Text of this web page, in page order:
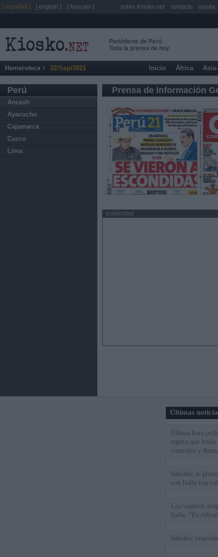
Periódicos de Perú
Toda la prensa de hoy
Hemeroteca 22/Sep/2021 Inicio África
Perú
Ancash
Ayacucho
Cajamarca
Cuzco
Lima
Prensa de Información
publicidad
Últimas
Última hora
espera que
controles y
Sánchez se
con Italia tras
Los viajeros
Italia: “Es
Sánchez
[ español ] [ english ] [ français ] sobre Kiosko.net contacto ayuda